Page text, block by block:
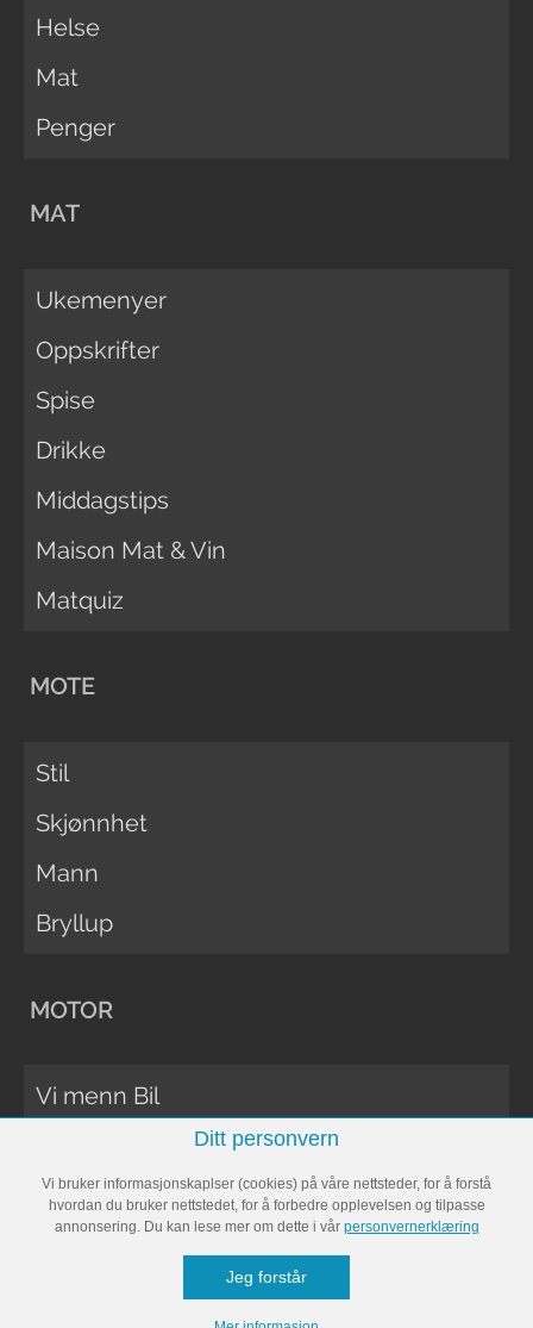
Helse
Mat
Penger
MAT
Ukemenyer
Oppskrifter
Spise
Drikke
Middagstips
Maison Mat & Vin
Matquiz
MOTE
Stil
Skjønnhet
Mann
Bryllup
MOTOR
Vi menn Bil
Vi Menn Båt
Ditt personvern
Vi bruker informasjonskaplser (cookies) på våre nettsteder, for å forstå
hvordan du bruker nettstedet, for å forbedre opplevelsen og tilpasse
annonsering. Du kan lese mer om dette i vår personvernerklæring
Jeg forstår